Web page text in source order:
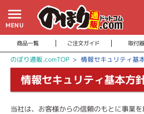
menu
MENU
商品一覧 ご注文ガイド 取付
のぼり通販.comTOP > 情報セキュリティ基
情報セキュリティ基本方
当社は、お客様からの信頼のもとに事業